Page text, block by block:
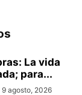
La vida
para...
9 agosto, 2026